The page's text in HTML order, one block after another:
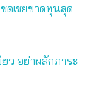
ดเชยขาดทุนสุด
ว อย่าผลักภาระ